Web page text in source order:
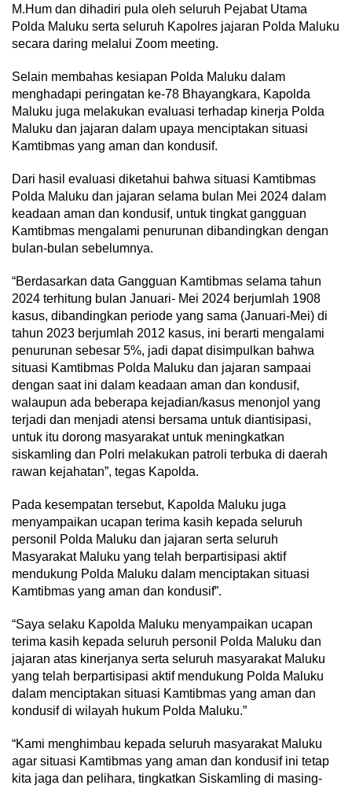
M.Hum dan dihadiri pula oleh seluruh Pejabat Utama
Polda Maluku serta seluruh Kapolres jajaran Polda Maluku
secara daring melalui Zoom meeting.
Selain membahas kesiapan Polda Maluku dalam
menghadapi peringatan ke-78 Bhayangkara, Kapolda
Maluku juga melakukan evaluasi terhadap kinerja Polda
Maluku dan jajaran dalam upaya menciptakan situasi
Kamtibmas yang aman dan kondusif.
Dari hasil evaluasi diketahui bahwa situasi Kamtibmas
Polda Maluku dan jajaran selama bulan Mei 2024 dalam
keadaan aman dan kondusif, untuk tingkat gangguan
Kamtibmas mengalami penurunan dibandingkan dengan
bulan-bulan sebelumnya.
“Berdasarkan data Gangguan Kamtibmas selama tahun
2024 terhitung bulan Januari- Mei 2024 berjumlah 1908
kasus, dibandingkan periode yang sama (Januari-Mei) di
tahun 2023 berjumlah 2012 kasus, ini berarti mengalami
penurunan sebesar 5%, jadi dapat disimpulkan bahwa
situasi Kamtibmas Polda Maluku dan jajaran sampaai
dengan saat ini dalam keadaan aman dan kondusif,
walaupun ada beberapa kejadian/kasus menonjol yang
terjadi dan menjadi atensi bersama untuk diantisipasi,
untuk itu dorong masyarakat untuk meningkatkan
siskamling dan Polri melakukan patroli terbuka di daerah
rawan kejahatan”, tegas Kapolda.
Pada kesempatan tersebut, Kapolda Maluku juga
menyampaikan ucapan terima kasih kepada seluruh
personil Polda Maluku dan jajaran serta seluruh
Masyarakat Maluku yang telah berpartisipasi aktif
mendukung Polda Maluku dalam menciptakan situasi
Kamtibmas yang aman dan kondusif”.
“Saya selaku Kapolda Maluku menyampaikan ucapan
terima kasih kepada seluruh personil Polda Maluku dan
jajaran atas kinerjanya serta seluruh masyarakat Maluku
yang telah berpartisipasi aktif mendukung Polda Maluku
dalam menciptakan situasi Kamtibmas yang aman dan
kondusif di wilayah hukum Polda Maluku.”
“Kami menghimbau kepada seluruh masyarakat Maluku
agar situasi Kamtibmas yang aman dan kondusif ini tetap
kita jaga dan pelihara, tingkatkan Siskamling di masing-